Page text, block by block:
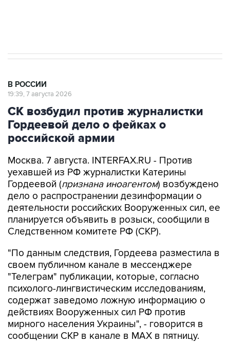
В РОССИИ
19:39, 7 августа 2026
СК возбудил против журналистки
Гордеевой дело о фейках о
российской армии
Москва. 7 августа. INTERFAX.RU - Против
уехавшей из РФ журналистки Катерины
Гордеевой (признана иноагентом) возбуждено
дело о распространении дезинформации о
деятельности российских Вооруженных сил, ее
планируется объявить в розыск, сообщили в
Следственном комитете РФ (СКР).
"По данным следствия, Гордеева разместила в
своем публичном канале в мессенджере
"Телеграм" публикации, которые, согласно
психолого-лингвистическим исследованиям,
содержат заведомо ложную информацию о
действиях Вооруженных сил РФ против
мирного населения Украины", - говорится в
сообщении СКР в канале в MAX в пятницу.